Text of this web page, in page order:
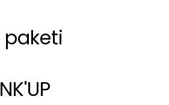
paketi
NK'UP